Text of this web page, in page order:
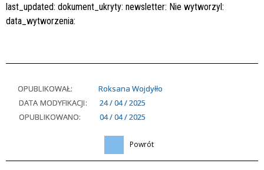
last_updated: dokument_ukryty: newsletter: Nie wytworzyl:
data_wytworzenia:
OPUBLIKOWAŁ:
Roksana Wojdyłło
DATA MODYFIKACJI:
24 / 04 / 2025
OPUBLIKOWANO:
04 / 04 / 2025
Powrót